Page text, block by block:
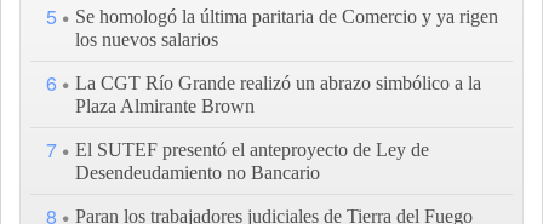
5
Se homologó la última paritaria de Comercio y ya rigen
los nuevos salarios
6
La CGT Río Grande realizó un abrazo simbólico a la
Plaza Almirante Brown
7
El SUTEF presentó el anteproyecto de Ley de
Desendeudamiento no Bancario
8 Paran los trabajadores judiciales de Tierra del Fuego